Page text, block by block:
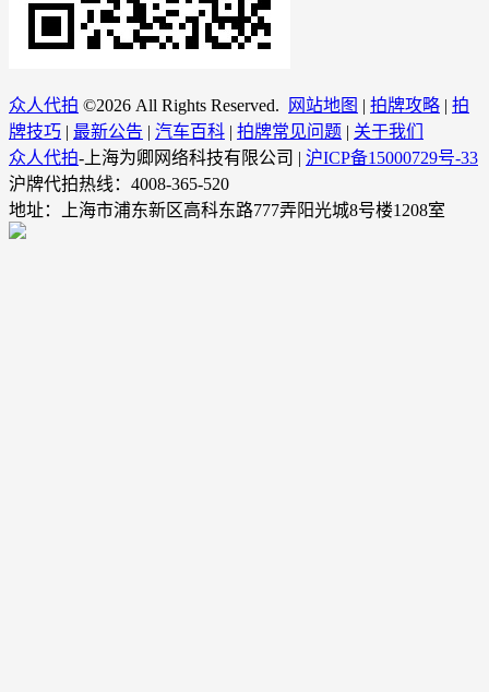
众人代拍 ©2026 All Rights Reserved. 网站地图 | 拍牌攻略 | 拍
牌技巧 | 最新公告 | 汽车百科 | 拍牌常见问题 | 关于我们
众人代拍-上海为卿网络科技有限公司 | 沪ICP备15000729号-33
沪牌代拍热线：4008-365-520
地址：上海市浦东新区高科东路777弄阳光城8号楼1208室